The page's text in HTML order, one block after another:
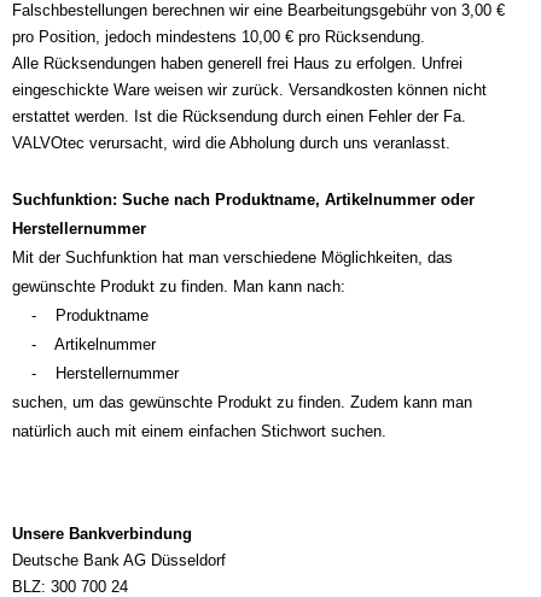
Falschbestellungen berechnen wir eine Bearbeitungsgebühr von 3,00 €
pro Position, jedoch mindestens 10,00 € pro Rücksendung.
Alle Rücksendungen haben generell frei Haus zu erfolgen. Unfrei
eingeschickte Ware weisen wir zurück. Versandkosten können nicht
erstattet werden. Ist die Rücksendung durch einen Fehler der Fa.
VALVOtec verursacht, wird die Abholung durch uns veranlasst.
Suchfunktion: Suche nach Produktname, Artikelnummer oder
Herstellernummer
Mit der Suchfunktion hat man verschiedene Möglichkeiten, das
gewünschte Produkt zu finden. Man kann nach:
-
Produktname
- Artikelnummer
- Herstellernummer
suchen, um das gewünschte Produkt zu finden. Zudem kann man
natürlich auch mit einem einfachen Stichwort suchen.
Unsere Bankverbindung
Deutsche Bank AG Düsseldorf
BLZ: 300 700 24